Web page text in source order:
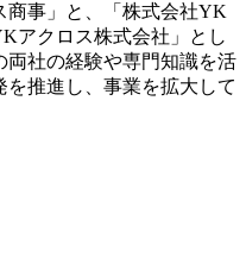
商事」と、「株式会社YK
アクロス株式会社」とし
社の経験や専門知識を活
推進し、事業を拡大して